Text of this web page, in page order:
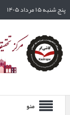
پنج شنبه ۱۵ مرداد ۱۴۰۵
منو